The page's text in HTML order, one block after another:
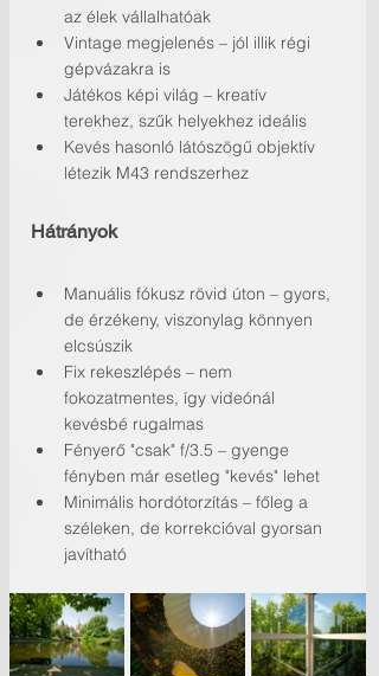
az élek vállalhatóak
Vintage megjelenés – jól illik régi
gépvázakra is
Játékos képi világ – kreatív
terekhez, szűk helyekhez ideális
Kevés hasonló látószögű objektív
létezik M43 rendszerhez
Hátrányok
Manuális fókusz rövid úton – gyors,
de érzékeny, viszonylag könnyen
elcsúszik
Fix rekeszlépés – nem
fokozatmentes, így videónál
kevésbé rugalmas
Fényerő "csak" f/3.5 – gyenge
fényben már esetleg "kevés" lehet
Minimális hordótorzítás – főleg a
széleken, de korrekcióval gyorsan
javítható